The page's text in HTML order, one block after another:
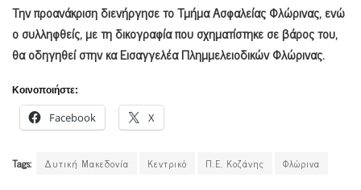
Την προανάκριση διενήργησε το Τμήμα Ασφαλείας Φλώρινας, ενώ
ο συλληφθείς, με τη δικογραφία που σχηματίστηκε σε βάρος του,
θα οδηγηθεί στην κα Εισαγγελέα Πλημμελειοδικών Φλώρινας.
Κοινοποιήστε:
Facebook X
Tags: Δυτική Μακεδονία Κεντρικό Π.Ε. Κοζάνης Φλώρινα